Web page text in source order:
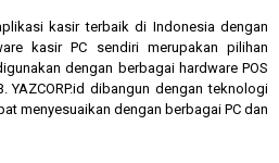
kasir terbaik di Indonesia dengan
kasir PC sendiri merupakan pilihan
dengan berbagai hardware POS
YAZCORP.id dibangun dengan teknologi
menyesuaikan dengan berbagai PC dan